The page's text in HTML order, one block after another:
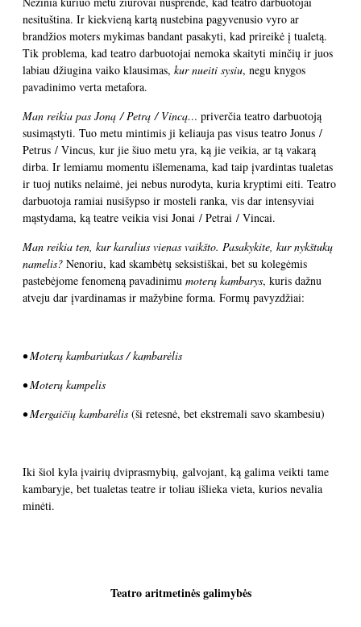
nesituština. Ir kiekvieną kartą nustebina pagyvenusio vyro ar
brandžios moters mykimas bandant pasakyti, kad prireikė į tualetą.
Tik problema, kad teatro darbuotojai nemoka skaityti minčių ir juos
labiau džiugina vaiko klausimas, kur nueiti sysiu, negu knygos
pavadinimo verta metafora.
Man reikia pas Joną / Petrą / Vincą… priverčia teatro darbuotoją
susimąstyti. Tuo metu mintimis ji keliauja pas visus teatro Jonus /
Petrus / Vincus, kur jie šiuo metu yra, ką jie veikia, ar tą vakarą
dirba. Ir lemiamu momentu išlemenama, kad taip įvardintas tualetas
ir tuoj nutiks nelaimė, jei nebus nurodyta, kuria kryptimi eiti. Teatro
darbuotoja ramiai nusišypso ir mosteli ranka, vis dar intensyviai
mąstydama, ką teatre veikia visi Jonai / Petrai / Vincai.
Man reikia ten, kur karalius vienas vaikšto. Pasakykite, kur nykštukų
namelis? Nenoriu, kad skambėtų seksistiškai, bet su kolegėmis
pastebėjome fenomeną pavadinimu moterų kambarys, kuris dažnu
atveju dar įvardinamas ir mažybine forma. Formų pavyzdžiai:
• Moterų kambariukas / kambarėlis
• Moterų kampelis
• Mergaičių kambarėlis (ši retesnė, bet ekstremali savo skambesiu)
Iki šiol kyla įvairių dviprasmybių, galvojant, ką galima veikti tame
kambaryje, bet tualetas teatre ir toliau išlieka vieta, kurios nevalia
minėti.
Teatro aritmetinės galimybės